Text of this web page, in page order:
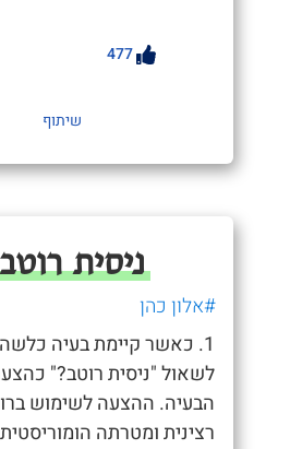
477
שיתוף
ניסית
#אלון כהן
1. כאשר קיימת בעיה
לשאול "ניסית רוטב?"
הבעיה. ההצעה לשימוש
רצינית ומטרתה